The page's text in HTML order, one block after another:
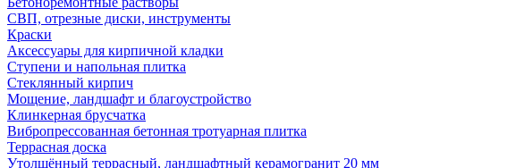
СВП, отрезные диски, инструменты
Краски
Аксессуары для кирпичной кладки
Ступени и напольная плитка
Cтеклянный кирпич
Мощение, ландшафт и благоустройство
Клинкерная брусчатка
Вибропрессованная бетонная тротуарная плитка
Террасная доска
Утолщённый террасный, ландшафтный керамогранит 20 мм